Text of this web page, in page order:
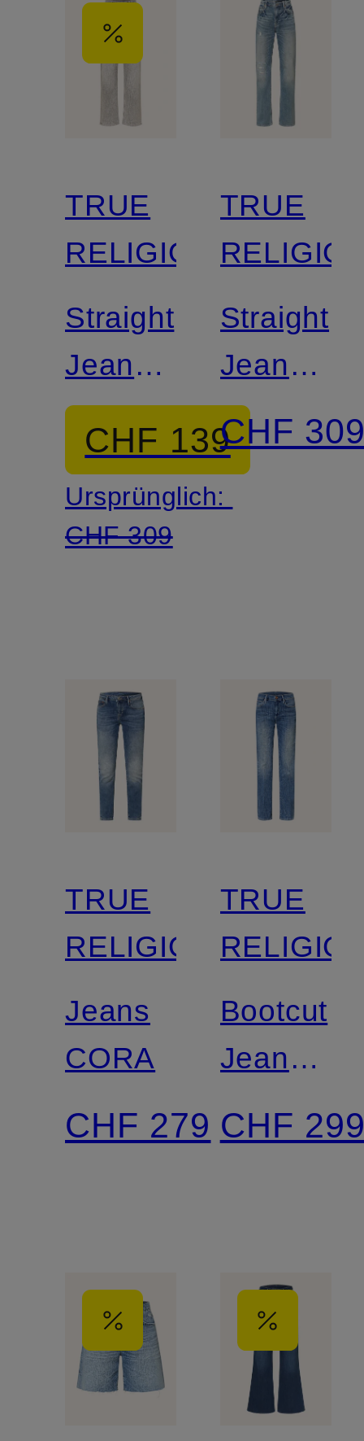
TRUE
RELIGION
Straight
Jeans
KATE
CHF 139
Ursprünglich:
CHF 309
TRUE
Straight
Jeans
KATE
CHF
TRUE
RELIGION
Jeans
CORA
CHF 279
TRUE
Bootcut
Jeans
BECCA
CHF